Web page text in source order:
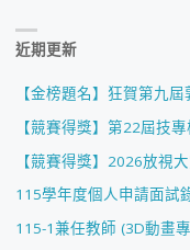
近期更新
【金榜題名】狂賀第九
【競賽得獎】第22屆技
【競賽得獎】2026放視
115學年度個人申請面試
115-1兼任教師 (3D動畫